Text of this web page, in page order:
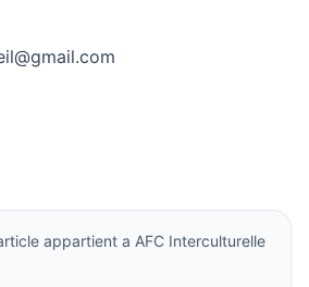
appartient a AFC Interculturelle